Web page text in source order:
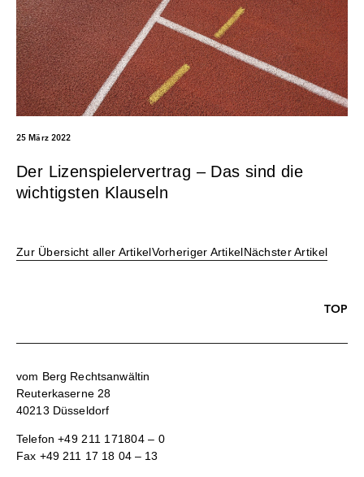
25 März 2022
Der Lizenspielervertrag – Das sind die
wichtigsten Klauseln
Zur Übersicht aller ArtikelVorheriger ArtikelNächster Artikel
TOP
vom Berg Rechtsanwältin
Reuterkaserne 28
40213 Düsseldorf
Telefon+49 211 171804 – 0
Fax +49 211 17 18 04 – 13